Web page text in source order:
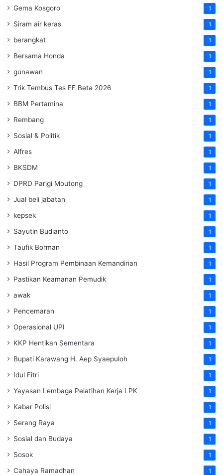
Gema Kosgoro 1
Siram air keras 1
berangkat 1
Bersama Honda 1
gunawan 1
Trik Tembus Tes FF Beta 2026 1
BBM Pertamina 1
Rembang 1
Sosial & Politik 1
Alfres 1
BKSDM 1
DPRD Parigi Moutong 1
Jual beli jabatan 1
kepsek 1
Sayutin Budianto 1
Taufik Borman 1
Hasil Program Pembinaan Kemandirian 1
Pastikan Keamanan Pemudik 1
awak 1
Pencemaran 1
Operasional UPI 1
KKP Hentikan Sementara 1
Bupati Karawang H. Aep Syaepuloh 1
Idul Fitri 1
Yayasan Lembaga Pelatihan Kerja LPK 1
Kabar Polisi 1
Serang Raya 1
Sosial dan Budaya 1
Sosok 1
Cahaya Ramadhan 1